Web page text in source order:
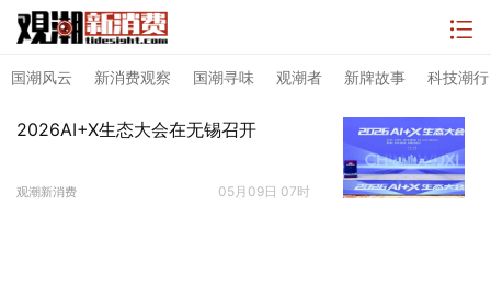
国潮风云 新消费观察 国潮寻味 观潮者 新牌故事 科技潮行
2026AI+X生态大会在无锡召开
观潮新消费 05月09日 07时